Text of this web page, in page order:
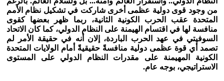
من وجود قوى دولية عظمى أخرى شاركت في تشكيل نظام الأمم
المتحدة عقب الحرب الكونية الثانية، ربما ظهر بعضها كقوى
منافسة لها في اقتسام الهيمنة على النظام الدولي، كما كان الاتحاد
السوفيتي في عهد الحرب الباردة، إلان أنه في حقيقة الأمر لم
تصمد أي قوة عظمى دولية منافسةً حقيقيةً أمام الولايات المتحدة
الكونية المهيمنة على مقدرات النظام الدولي على المستوى
الاستراتيجي، بوجه عام.